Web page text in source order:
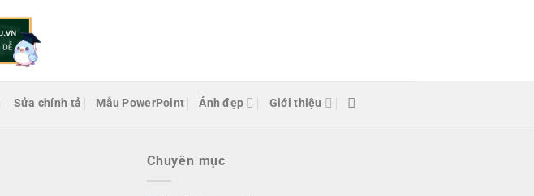
Sửa chính tả Mẫu PowerPoint Ảnh đẹp Giới thiệu
Chuyên mục